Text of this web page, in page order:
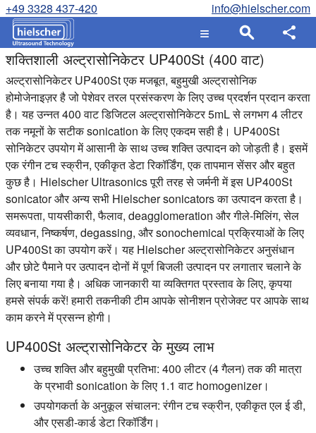
+49 3328 437-420 info@hielscher.com
शक्तिशाली अल्ट्रासोनिकेटर UP400St (400 वाट)
अल्ट्रासोनिकेटर UP400St एक मजबूत, बहुमुखी अल्ट्रासोनिक
होमोजेनाइज़र है जो पेशेवर तरल प्रसंस्करण के लिए उच्च प्रदर्शन प्रदान करता
है। यह उन्नत 400 वाट डिजिटल अल्ट्रासोनिकेटर 5mL से लगभग 4 लीटर
तक नमूनों के सटीक sonication के लिए एकदम सही है। UP400St
सोनिकेटर उपयोग में आसानी के साथ उच्च शक्ति उत्पादन को जोड़ती है। इसमें
एक रंगीन टच स्क्रीन, एकीकृत डेटा रिकॉर्डिंग, एक तापमान सेंसर और बहुत
कुछ है। Hielscher Ultrasonics पूरी तरह से जर्मनी में इस UP400St
sonicator और अन्य सभी Hielscher sonicators का उत्पादन करता है।
समरूपता, पायसीकारी, फैलाव, deagglomeration और गीले-मिलिंग, सेल
व्यवधान, निष्कर्षण, degassing, और sonochemical प्रक्रियाओं के लिए
UP400St का उपयोग करें। यह Hielscher अल्ट्रासोनिकेटर अनुसंधान
और छोटे पैमाने पर उत्पादन दोनों में पूर्ण बिजली उत्पादन पर लगातार चलाने के
लिए बनाया गया है। अधिक जानकारी या व्यक्तिगत प्रस्ताव के लिए, कृपया
हमसे संपर्क करें! हमारी तकनीकी टीम आपके सोनीशन प्रोजेक्ट पर आपके साथ
काम करने में प्रसन्न होगी।
UP400St अल्ट्रासोनिकेटर के मुख्य लाभ
उच्च शक्ति और बहुमुखी प्रतिभा: 400 लीटर (4 गैलन) तक की मात्रा
के प्रभावी sonication के लिए 1.1 वाट homogenizer।
उपयोगकर्ता के अनुकूल संचालन:रंगीन टच स्क्रीन, एकीकृत एल ई डी,
और एसडी-कार्ड डेटा रिकॉर्डिंग।